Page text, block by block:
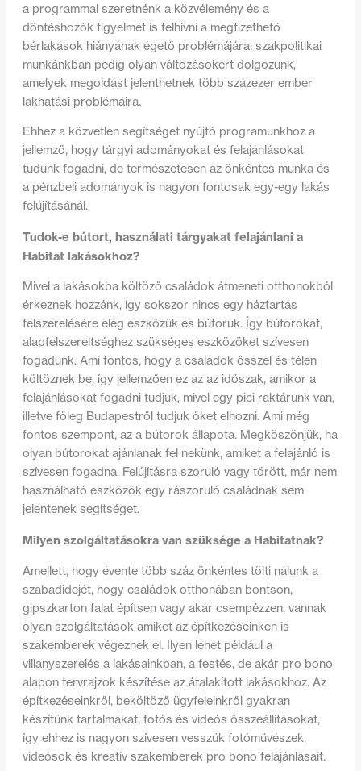
a programmal szeretnénk a közvélemény és a
döntéshozók figyelmét is felhívni a megfizethető
bérlakások hiányának égető problémájára; szakpolitikai
munkánkban pedig olyan változásokért dolgozunk,
amelyek megoldást jelenthetnek több százezer ember
lakhatási problémáira.
Ehhez a közvetlen segítséget nyújtó programunkhoz a
jellemző, hogy tárgyi adományokat és felajánlásokat
tudunk fogadni, de természetesen az önkéntes munka és
a pénzbeli adományok is nagyon fontosak egy-egy lakás
felújításánál.
Tudok-e bútort, használati tárgyakat felajánlani a
Habitat lakásokhoz?
Mivel a lakásokba költöző családok átmeneti otthonokból
érkeznek hozzánk, így sokszor nincs egy háztartás
felszerelésére elég eszközük és bútoruk. Így bútorokat,
alapfelszereltséghez szükséges eszközöket szívesen
fogadunk. Ami fontos, hogy a családok ősszel és télen
költöznek be, így jellemzően ez az az időszak, amikor a
felajánlásokat fogadni tudjuk, mivel egy pici raktárunk van,
illetve főleg Budapestről tudjuk őket elhozni. Ami még
fontos szempont, az a bútorok állapota. Megköszönjük, ha
olyan bútorokat ajánlanak fel nekünk, amiket a felajánló is
szívesen fogadna. Felújításra szoruló vagy törött, már nem
használható eszközök egy rászoruló családnak sem
jelentenek segítséget.
Milyen szolgáltatásokra van szüksége a Habitatnak?
Amellett, hogy évente több száz önkéntes tölti nálunk a
szabadidejét, hogy családok otthonában bontson,
gipszkarton falat építsen vagy akár csempézzen, vannak
olyan szolgáltatások amiket az építkezéseinken is
szakemberek végeznek el. Ilyen lehet például a
villanyszerelés a lakásainkban, a festés, de akár pro bono
alapon tervrajzok készítése az átalakított lakásokhoz. Az
építkezéseinkről, beköltöző ügyfeleinkről gyakran
készítünk tartalmakat, fotós és videós összeállításokat,
így ehhez is nagyon szívesen vesszük fotóművészek,
videósok és kreatív szakemberek pro bono felajánlásait.